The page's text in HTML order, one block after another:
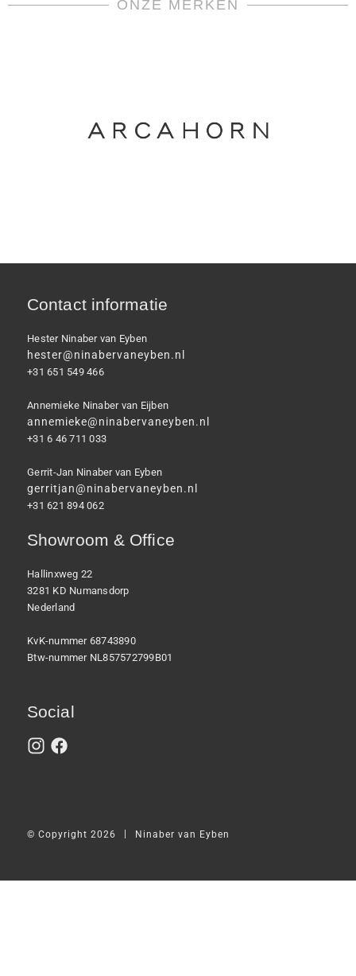
ONZE MERKEN
Contact informatie
Hester Ninaber van Eyben
hester@ninabervaneyben.nl
+31 651 549 466
Annemieke Ninaber van Eijben
annemieke@ninabervaneyben.nl
+31 6 46 711 033
Gerrit-Jan Ninaber van Eyben
gerritjan@ninabervaneyben.nl
+31 621 894 062
Showroom & Office
Hallinxweg 22
3281 KD Numansdorp
Nederland
KvK-nummer 68743890
Btw-nummer NL857572799B01
Social
© Copyright 2026 Ninaber van Eyben